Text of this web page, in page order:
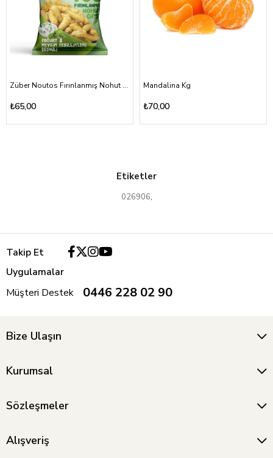
Züber Noutos Fırınlanmış Nohut Cipsi Yoğurt Mevsim Yeşillikleri 55gr
₺65,00
Mandalina Kg
₺70,00
Etiketler
026906,
Takip Et
Uygulamalar
Müşteri Destek
0446 228 02 90
Bize Ulaşın
Kurumsal
Sözleşmeler
Alışveriş